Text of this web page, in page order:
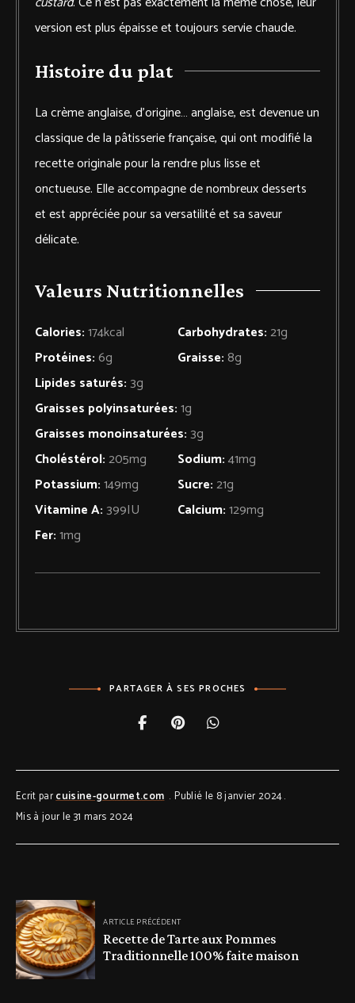
version est plus épaisse et toujours servie chaude.
Histoire du plat
La crème anglaise, d’origine… anglaise, est devenue un
classique de la pâtisserie française, qui ont modifié la
recette originale pour la rendre plus lisse et
onctueuse. Elle accompagne de nombreux desserts
et est appréciée pour sa versatilité et sa saveur
délicate.
Valeurs Nutritionnelles
Calories:174kcal Carbohydrates:21g
Protéines:6g Graisse:8g
Lipides saturés:3g
Graisses polyinsaturées:1g
Graisses monoinsaturées:3g
Choléstérol:205mg Sodium:41mg
Potassium:149mg Sucre:21g
Vitamine A:399IU Calcium:129mg
Fer:1mg
PARTAGER À SES PROCHES
Ecrit parcuisine-gourmet.com
Publié le 8 janvier 2024
Mis à jour le 31 mars 2024
ARTICLE PRÉCÉDENT
Recette de Tarte aux Pommes
Traditionnelle 100% faite maison